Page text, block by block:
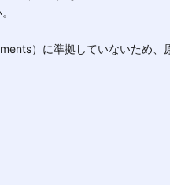
。
）に準拠していないため、